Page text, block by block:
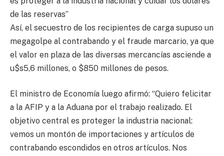
de las reservas”
Así, el secuestro de los recipientes de carga supuso un
megagolpe al contrabando y el fraude marcario, ya que
el valor en plaza de las diversas mercancías asciende a
u$s5,6 millones, o $850 millones de pesos.
El ministro de Economía luego afirmó: “Quiero felicitar
a la AFIP y a la Aduana por el trabajo realizado. El
objetivo central es proteger la industria nacional:
vemos un montón de importaciones y artículos de
contrabando escondidos en otros artículos. Nos